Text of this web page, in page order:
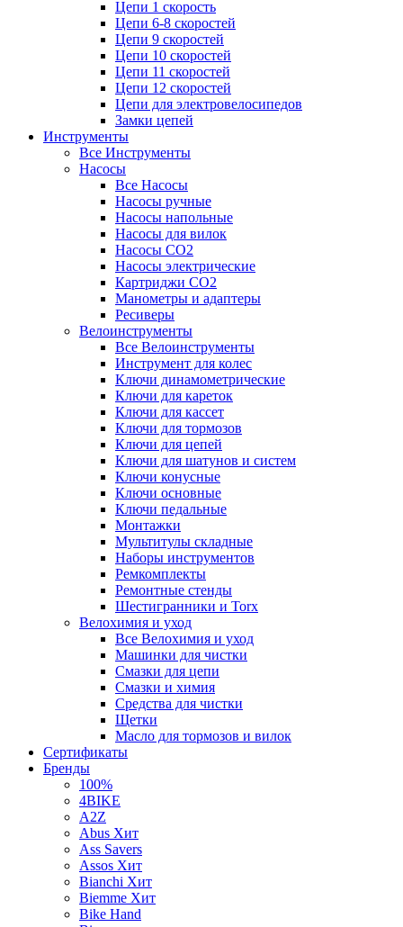
Цепи 1 скорость
Цепи 6-8 скоростей
Цепи 9 скоростей
Цепи 10 скоростей
Цепи 11 скоростей
Цепи 12 скоростей
Цепи для электровелосипедов
Замки цепей
Инструменты
Все Инструменты
Насосы
Все Насосы
Насосы ручные
Насосы напольные
Насосы для вилок
Насосы CO2
Насосы электрические
Картриджи CO2
Манометры и адаптеры
Ресиверы
Велоинструменты
Все Велоинструменты
Инструмент для колес
Ключи динамометрические
Ключи для кареток
Ключи для кассет
Ключи для тормозов
Ключи для цепей
Ключи для шатунов и систем
Ключи конусные
Ключи основные
Ключи педальные
Монтажки
Мультитулы складные
Наборы инструментов
Ремкомплекты
Ремонтные стенды
Шестигранники и Torx
Велохимия и уход
Все Велохимия и уход
Машинки для чистки
Смазки для цепи
Смазки и химия
Средства для чистки
Щетки
Масло для тормозов и вилок
Сертификаты
Бренды
100%
4BIKE
A2Z
Abus Хит
Ass Savers
Assos Хит
Bianchi Хит
Biemme Хит
Bike Hand